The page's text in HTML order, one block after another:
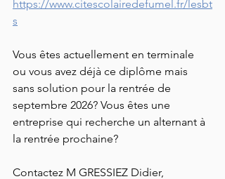
https://www.citescolairedefumel.fr/lesbt
s
Vous êtes actuellement en terminale
ou vous avez déjà ce diplôme mais
sans solution pour la rentrée de
septembre 2026? Vous êtes une
entreprise qui recherche un alternant à
la rentrée prochaine?
Contactez M GRESSIEZ Didier,